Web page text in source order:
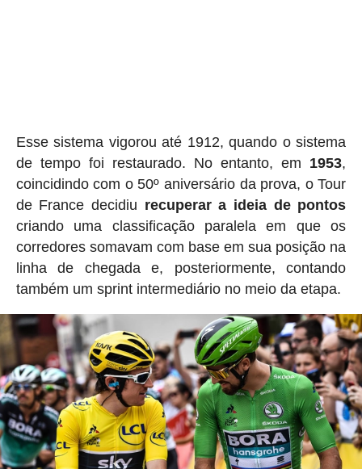
Esse sistema vigorou até 1912, quando o sistema
de tempo foi restaurado. No entanto, em 1953,
coincidindo com o 50º aniversário da prova, o Tour
de France decidiu recuperar a ideia de pontos
criando uma classificação paralela em que os
corredores somavam com base em sua posição na
linha de chegada e, posteriormente, contando
também um sprint intermediário no meio da etapa.